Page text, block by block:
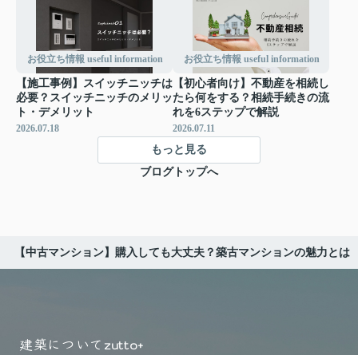
お役立ち情報 useful information
【施工事例】スイッチニッチは
必要？スイッチニッチのメリッ
ト・デメリット
2026.07.18
お役立ち情報 useful information
【初心者向け】不動産を相続し
たら何をする？相続手続きの流
れを6ステップで解説
2026.07.11
もっと見る
ブログトップへ
【中古マンション】購入しても大丈夫？築古マンションの魅力とは
建築について zutto+